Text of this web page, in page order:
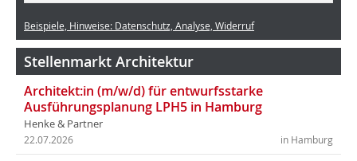
Beispiele, Hinweise: Datenschutz, Analyse, Widerruf
Stellenmarkt Architektur
Architekt:in (m/w/d) für entwurfsstarke
Ausführungsplanung LPH5 in Hamburg
Henke & Partner
in Hamburg
22.07.2026